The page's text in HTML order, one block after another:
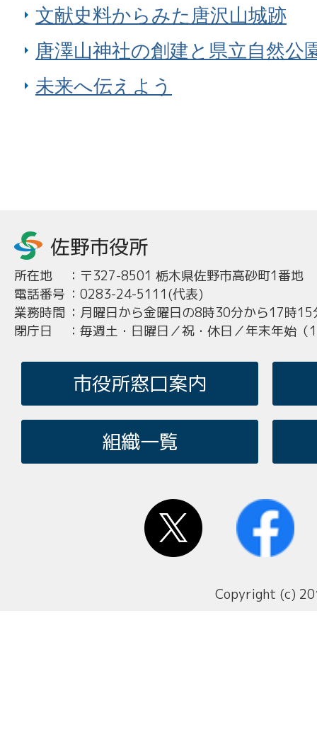
文献史料からみた唐沢山城跡
唐澤山神社の創建と県立自然公
未来へ伝えよう
所在地 ： 〒327-8501 栃木県佐野市高砂町1番地
電話番号 ： 0283-24-5111(代表)
業務時間 ： 月曜日から金曜日の8時30分から17時15
閉庁日
： 毎週土・日曜日／祝・休日／年末年始
市役所窓口案内
組織一覧
Copyright (c)